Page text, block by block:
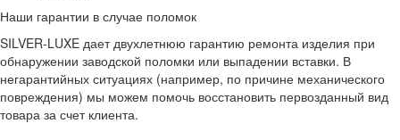
Наши гарантии в случае поломок
SILVER-LUXE дает двухлетнюю гарантию ремонта изделия при
обнаружении заводской поломки или выпадении вставки. В
негарантийных ситуациях (например, по причине механического
повреждения) мы можем помочь восстановить первозданный вид
товара за счет клиента.